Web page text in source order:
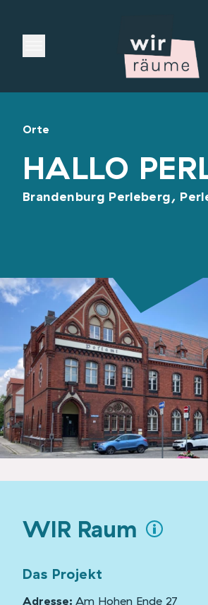
Orte
HALLO
Brandenburg Perleberg,
WIR Raum
Das Projekt
Adresse: Am Hohen Ende 27